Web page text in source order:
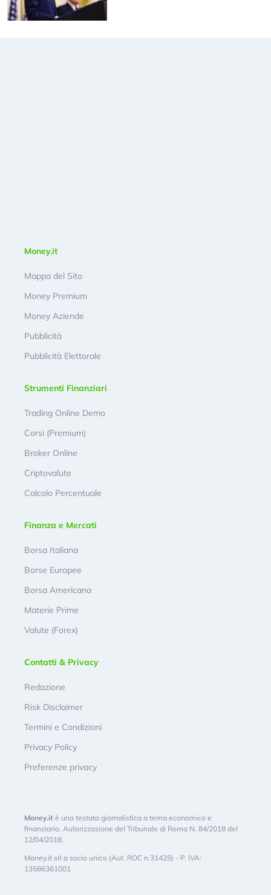
Money.it
Mappa del Sito
Money Premium
Money Aziende
Pubblicità
Pubblicità Elettorale
Strumenti Finanziari
Trading Online Demo
Corsi (Premium)
Broker Online
Criptovalute
Calcolo Percentuale
Finanza e Mercati
Borsa Italiana
Borse Europee
Borsa Americana
Materie Prime
Valute (Forex)
Contatti & Privacy
Redazione
Risk Disclaimer
Termini e Condizioni
Privacy Policy
Preferenze privacy
Money.it è una testata giornalistica a tema economico e
finanziario. Autorizzazione del Tribunale di Roma N. 84/2018 del
12/04/2018.
Money.it srl a socio unico (Aut. ROC n.31425) - P. IVA:
13586361001